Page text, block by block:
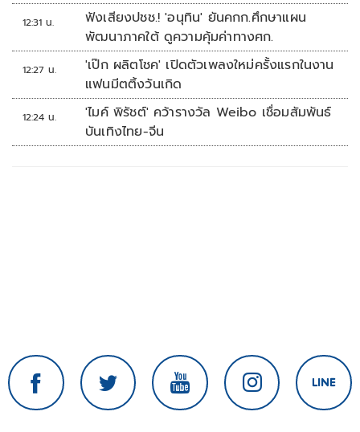
12:31 น.
ฟังเสียงปชช.! 'อนุทิน' ยันคกก.ศึกษาแผน
พัฒนาภาคใต้ ดูความคุ้มค่าทางศก.
12:27 น.
'เป๊ก ผลิตโชค' เปิดตัวเพลงใหม่ครั้งแรกในงาน
แฟนมีตติ้งวันเกิด
12:24 น.
'ไมค์ พิรัชต์' คว้ารางวัล Weibo เชื่อมสัมพันธ์
บันเทิงไทย-จีน